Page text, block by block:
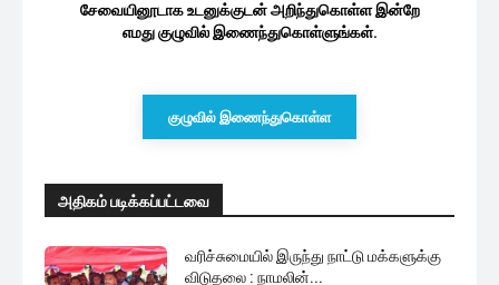
சேவையினூடாக உடனுக்குடன் அறிந்துகொள்ள இன்றே
எமது குழுவில் இணைந்துகொள்ளுங்கள்.
குழுவில் இணைந்துகொள்ள
அதிகம் படிக்கப்பட்டவை
வரிச்சுமையில் இருந்து நாட்டு மக்களுக்கு
விடுதலை : நாமலின்...